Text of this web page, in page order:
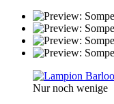
Nur noch wenige